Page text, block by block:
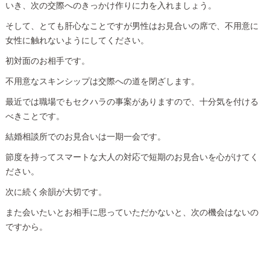
いき、次の交際へのきっかけ作りに力を入れましょう。
そして、とても肝心なことですが男性はお見合いの席で、不用意に
女性に触れないようにしてください。
初対面のお相手です。
不用意なスキンシップは交際への道を閉ざします。
最近では職場でもセクハラの事案がありますので、十分気を付ける
べきことです。
結婚相談所でのお見合いは一期一会です。
節度を持ってスマートな大人の対応で短期のお見合いを心がけてく
ださい。
次に続く余韻が大切です。
また会いたいとお相手に思っていただかないと、次の機会はないの
ですから。